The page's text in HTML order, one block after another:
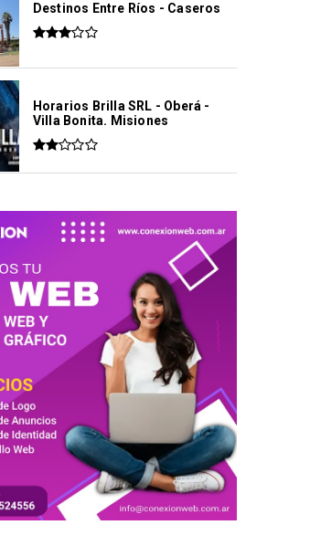
Destinos Entre Ríos - Caseros
Horarios Brilla SRL - Oberá -
Villa Bonita. Misiones